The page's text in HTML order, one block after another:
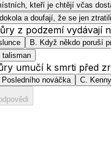
kteří je chtějí včas
a doufají, že se jen ztratili
z podzemí vydávají
B. Když někdo poruší
talisman
umučí k smrti před
Posledního nováčka C.